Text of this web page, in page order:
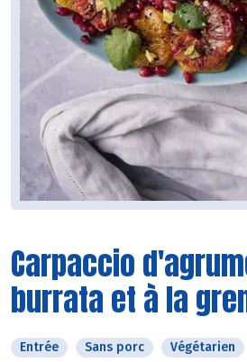
Carpaccio
burrata et à la
Entrée Sans porc Végétarien